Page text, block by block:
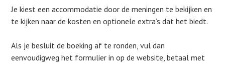
Je kiest een accommodatie door de meningen te bekijken en
te kijken naar de kosten en optionele extra’s dat het biedt.
Als je besluit de boeking af te ronden, vul dan
eenvoudigweg het formulier in op de website, betaal met